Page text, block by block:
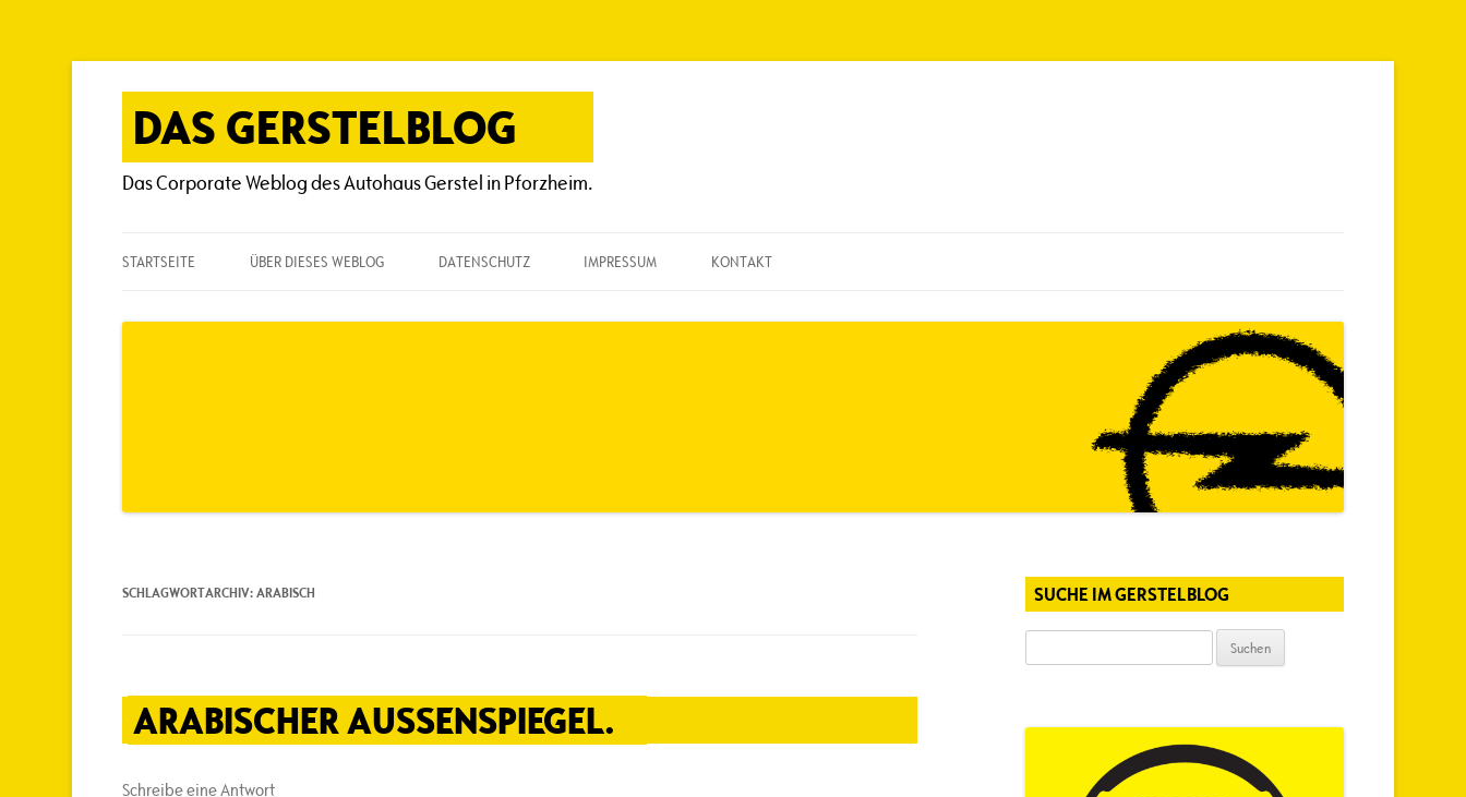
Zum
Inhalt
DAS GERSTELBLOG
Das Corporate Weblog des Autohaus Gerstel in Pforzheim.
STARTSEITE ÜBER DIESES WEBLOG DATENSCHUTZ IMPRESSUM KONTAKT
SCHLAGWORTARCHIV:ARABISCH
ARABISCHER AUSSENSPIEGEL.
Schreibe eine Antwort
SUCHE IM GERSTELBLOG
nach: